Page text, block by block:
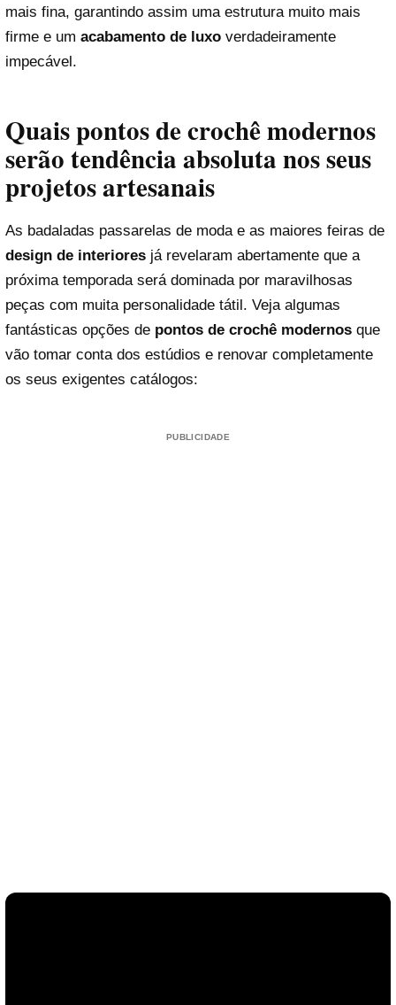
mais fina, garantindo assim uma estrutura muito mais
firme e um acabamento de luxo verdadeiramente
impecável.
Quais pontos de crochê modernos
serão tendência absoluta nos seus
projetos artesanais
As badaladas passarelas de moda e as maiores feiras de
design de interiores já revelaram abertamente que a
próxima temporada será dominada por maravilhosas
peças com muita personalidade tátil. Veja algumas
fantásticas opções de pontos de crochê modernos que
vão tomar conta dos estúdios e renovar completamente
os seus exigentes catálogos:
PUBLICIDADE